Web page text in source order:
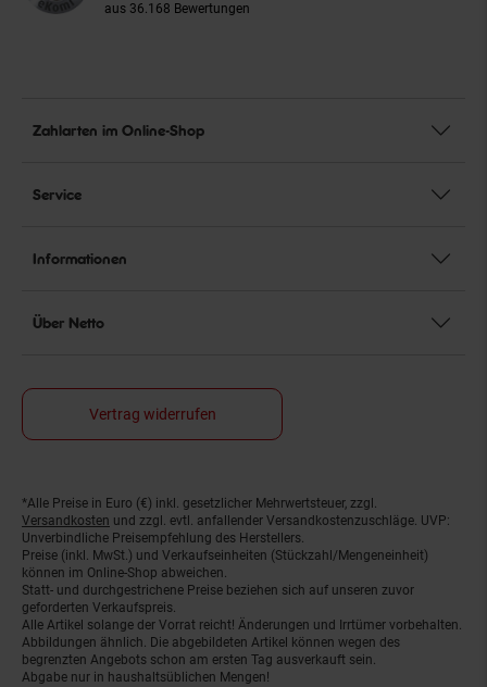
aus 36.168 Bewertungen
Zahlarten im Online-Shop
Service
Informationen
Über Netto
Vertrag widerrufen
Fußnoten
*Alle Preise in Euro (€) inkl. gesetzlicher Mehrwertsteuer, zzgl.
Versandkosten und zzgl. evtl. anfallender Versandkostenzuschläge. UVP:
Unverbindliche Preisempfehlung des Herstellers.
Preise (inkl. MwSt.) und Verkaufseinheiten (Stückzahl/Mengeneinheit)
können im Online-Shop abweichen.
Statt- und durchgestrichene Preise beziehen sich auf unseren zuvor
geforderten Verkaufspreis.
Alle Artikel solange der Vorrat reicht! Änderungen und Irrtümer vorbehalten.
Abbildungen ähnlich. Die abgebildeten Artikel können wegen des
begrenzten Angebots schon am ersten Tag ausverkauft sein.
Abgabe nur in haushaltsüblichen Mengen!